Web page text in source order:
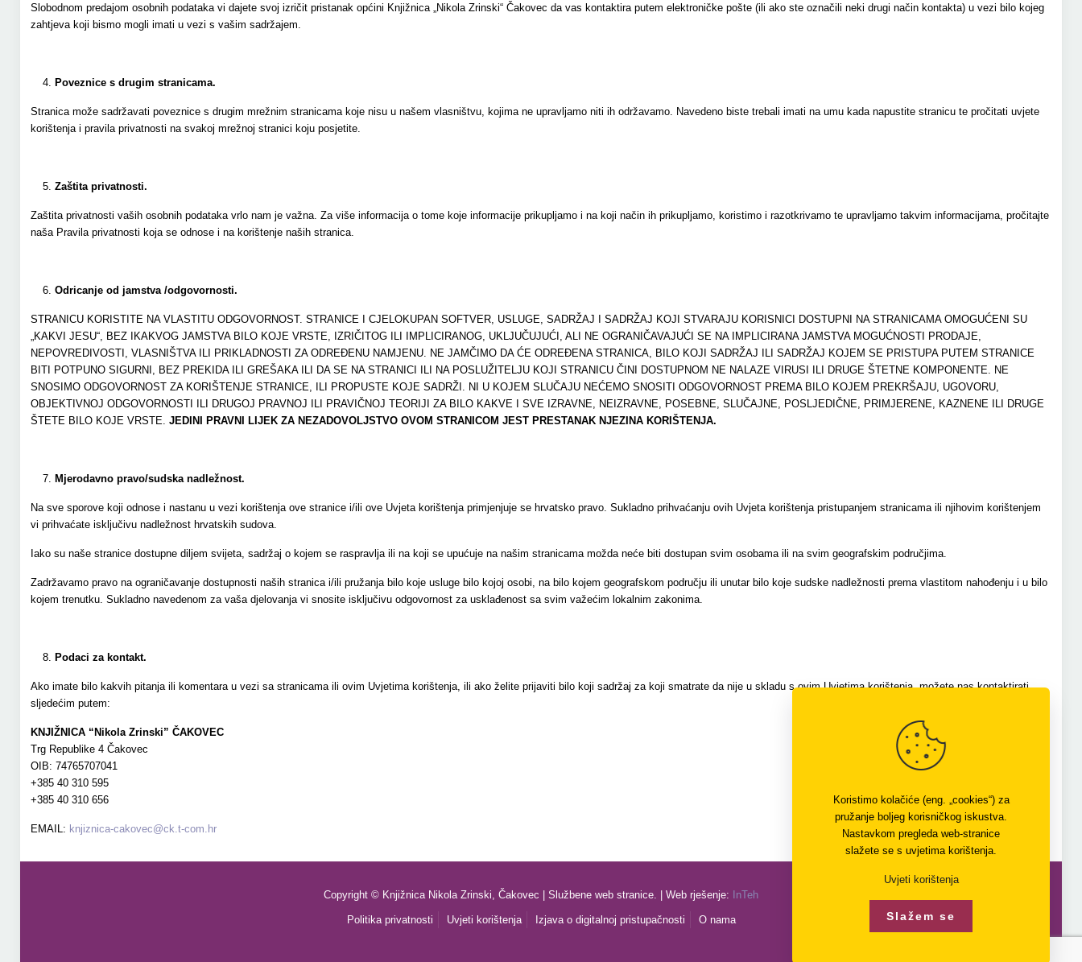
Slobodnom predajom osobnih podataka vi dajete svoj izričit pristanak općini Knjižnica „Nikola Zrinski“ Čakovec da vas kontaktira putem elektroničke pošte (ili ako ste označili neki drugi način kontakta) u vezi bilo kojeg
zahtjeva koji bismo mogli imati u vezi s vašim sadržajem.
Poveznice s drugim stranicama.
Stranica može sadržavati poveznice s drugim mrežnim stranicama koje nisu u našem vlasništvu, kojima ne upravljamo niti ih održavamo. Navedeno biste trebali imati na umu kada napustite stranicu te pročitati uvjete
korištenja i pravila privatnosti na svakoj mrežnoj stranici koju posjetite.
Zaštita privatnosti.
Zaštita privatnosti vaših osobnih podataka vrlo nam je važna. Za više informacija o tome koje informacije prikupljamo i na koji način ih prikupljamo, koristimo i razotkrivamo te upravljamo takvim informacijama, pročitajte
naša Pravila privatnosti koja se odnose i na korištenje naših stranica.
Odricanje od jamstva /odgovornosti.
STRANICU KORISTITE NA VLASTITU ODGOVORNOST. STRANICE I CJELOKUPAN SOFTVER, USLUGE, SADRŽAJ I SADRŽAJ KOJI STVARAJU KORISNICI DOSTUPNI NA STRANICAMA OMOGUĆENI SU
„KAKVI JESU“, BEZ IKAKVOG JAMSTVA BILO KOJE VRSTE, IZRIČITOG ILI IMPLICIRANOG, UKLJUČUJUĆI, ALI NE OGRANIČAVAJUĆI SE NA IMPLICIRANA JAMSTVA MOGUĆNOSTI PRODAJE,
NEPOVREDIVOSTI, VLASNIŠTVA ILI PRIKLADNOSTI ZA ODREĐENU NAMJENU. NE JAMČIMO DA ĆE ODREĐENA STRANICA, BILO KOJI SADRŽAJ ILI SADRŽAJ KOJEM SE PRISTUPA PUTEM STRANICE
BITI POTPUNO SIGURNI, BEZ PREKIDA ILI GREŠAKA ILI DA SE NA STRANICI ILI NA POSLUŽITELJU KOJI STRANICU ČINI DOSTUPNOM NE NALAZE VIRUSI ILI DRUGE ŠTETNE KOMPONENTE. NE
SNOSIMO ODGOVORNOST ZA KORIŠTENJE STRANICE, ILI PROPUSTE KOJE SADRŽI. NI U KOJEM SLUČAJU NEĆEMO SNOSITI ODGOVORNOST PREMA BILO KOJEM PREKRŠAJU, UGOVORU,
OBJEKTIVNOJ ODGOVORNOSTI ILI DRUGOJ PRAVNOJ ILI PRAVIČNOJ TEORIJI ZA BILO KAKVE I SVE IZRAVNE, NEIZRAVNE, POSEBNE, SLUČAJNE, POSLJEDIČNE, PRIMJERENE, KAZNENE ILI DRUGE
ŠTETE BILO KOJE VRSTE. JEDINI PRAVNI LIJEK ZA NEZADOVOLJSTVO OVOM STRANICOM JEST PRESTANAK NJEZINA KORIŠTENJA.
Mjerodavno pravo/sudska nadležnost.
Na sve sporove koji odnose i nastanu u vezi korištenja ove stranice i/ili ove Uvjeta korištenja primjenjuje se hrvatsko pravo. Sukladno prihvaćanju ovih Uvjeta korištenja pristupanjem stranicama ili njihovim korištenjem
vi prihvaćate isključivu nadležnost hrvatskih sudova.
Iako su naše stranice dostupne diljem svijeta, sadržaj o kojem se raspravlja ili na koji se upućuje na našim stranicama možda neće biti dostupan svim osobama ili na svim geografskim područjima.
Zadržavamo pravo na ograničavanje dostupnosti naših stranica i/ili pružanja bilo koje usluge bilo kojoj osobi, na bilo kojem geografskom području ili unutar bilo koje sudske nadležnosti prema vlastitom nahođenju i u bilo
kojem trenutku. Sukladno navedenom za vaša djelovanja vi snosite isključivu odgovornost za usklađenost sa svim važećim lokalnim zakonima.
Podaci za kontakt.
Ako imate bilo kakvih pitanja ili komentara u vezi sa stranicama ili ovim Uvjetima korištenja, ili ako želite prijaviti bilo koji sadržaj za koji smatrate da nije u skladu s ovim Uvjetima korištenja, možete nas kontaktirati
sljedećim putem:
KNJIŽNICA “Nikola Zrinski” ČAKOVEC
Trg Republike 4 Čakovec
OIB: 74765707041
+385 40 310 595
+385 40 310 656
EMAIL: knjiznica-cakovec@ck.t-com.hr
Copyright © Knjižnica Nikola Zrinski, Čakovec | Službene web stranice. | Web rješenje: InTeh
Politika privatnosti Uvjeti korištenja Izjava o digitalnoj pristupačnosti O nama
Koristimo kolačiće (eng. „cookies“) za
pružanje boljeg korisničkog iskustva.
Nastavkom pregleda web-stranice
slažete se s uvjetima korištenja.
Uvjeti korištenja
Slažem se